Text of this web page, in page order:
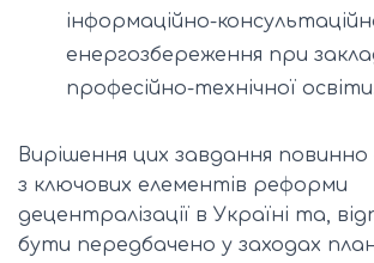
інформаційно-
енергозбереження при
професійно-технічної
Вирішення цих завдання
з ключових елементів реформи
децентралізації в Україні та,
бути передбачено у заходах